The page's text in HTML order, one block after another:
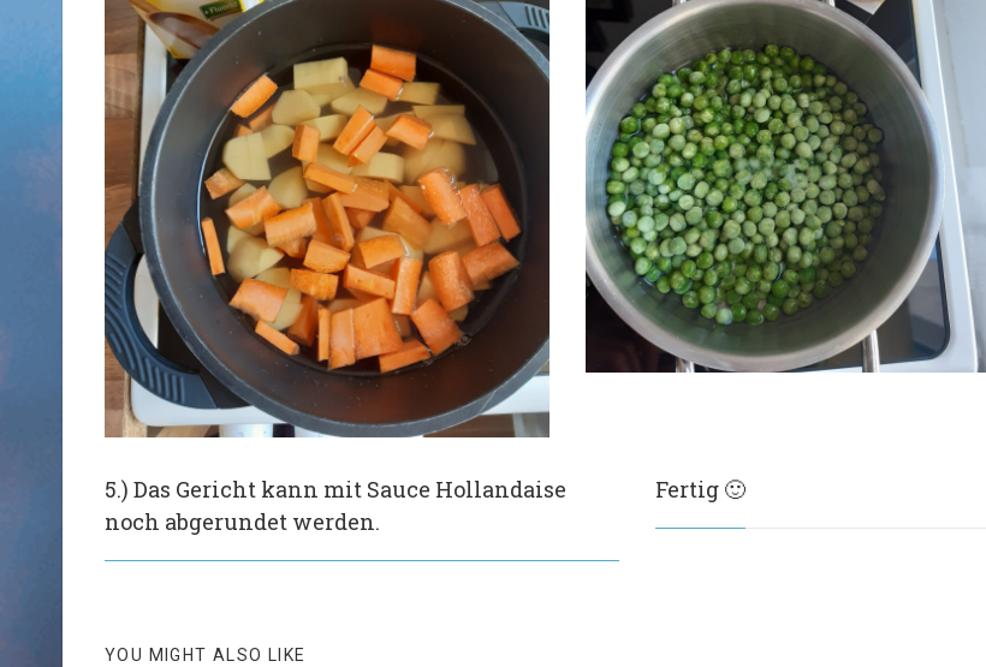
5.) Das Gericht kann mit Sauce Hollandaise
noch abgerundet werden.
Fertig 🙂
YOU MIGHT ALSO LIKE